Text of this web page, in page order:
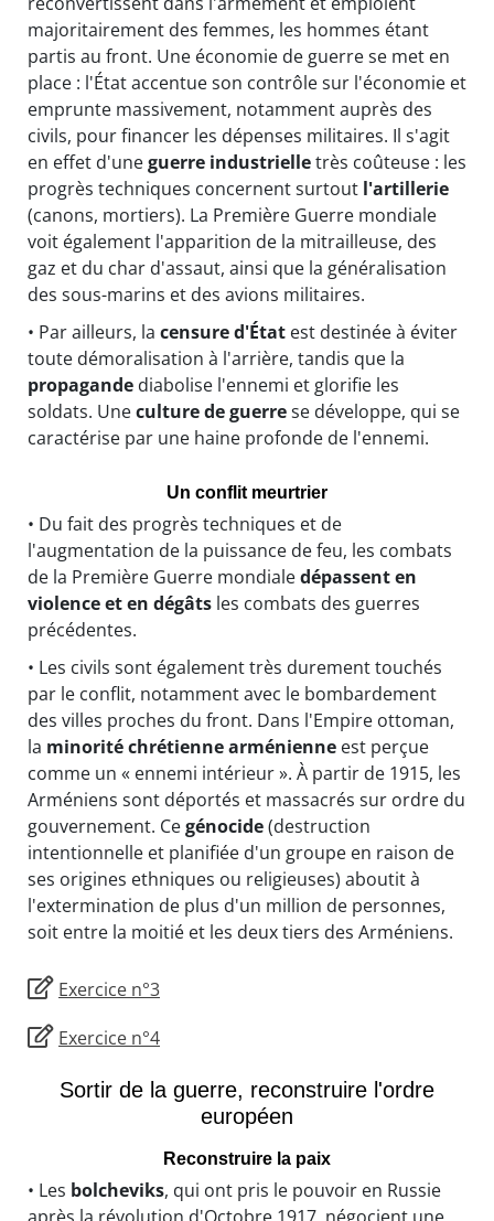
majoritairement des femmes, les hommes étant
partis au front. Une économie de guerre se met en
place : l'État accentue son contrôle sur l'économie et
emprunte massivement, notamment auprès des
civils, pour financer les dépenses militaires. Il s'agit
en effet d'uneguerre industrielletrès coûteuse : les
progrès techniques concernent surtout l'artillerie
(canons, mortiers). La Première Guerre mondiale
voit également l'apparition de la mitrailleuse, des
gaz et du char d'assaut, ainsi que la généralisation
des sous-marins et des avions militaires.
• Par ailleurs, la censure d'État est destinée à éviter
toute démoralisation à l'arrière, tandis que la
propagande diabolise l'ennemi et glorifie les
soldats. Uneculture de guerrese développe, qui se
caractérise par une haine profonde de l'ennemi.
Un conflit meurtrier
• Du fait des progrès techniques et de
l'augmentation de la puissance de feu, les combats
de la Première Guerre mondialedépassent en
violence et en dégâts les combats des guerres
précédentes.
• Les civils sont également très durement touchés
par le conflit, notamment avec le bombardement
des villes proches du front. Dans l'Empire ottoman,
la minorité chrétienne arménienne est perçue
comme un « ennemi intérieur ». À partir de 1915, les
Arméniens sont déportés et massacrés sur ordre du
gouvernement. Cegénocide(destruction
intentionnelle et planifiée d'un groupe en raison de
ses origines ethniques ou religieuses) aboutit à
l'extermination de plus d'un million de personnes,
soit entre la moitié et les deux tiers des Arméniens.
Exercice n°3
Exercice n°4
Sortir de la guerre, reconstruire l'ordre
européen
Reconstruire la paix
• Les bolcheviks, qui ont pris le pouvoir en Russie